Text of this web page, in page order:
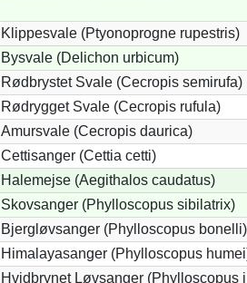
Klippesvale (Ptyonoprogne rupestris)
Bysvale (Delichon urbicum)
Rødbrystet Svale (Cecropis semirufa)
Rødrygget Svale (Cecropis rufula)
Amursvale (Cecropis daurica)
Cettisanger (Cettia cetti)
Halemejse (Aegithalos caudatus)
Skovsanger (Phylloscopus sibilatrix)
Bjergløvsanger (Phylloscopus bonelli)
Himalayasanger (Phylloscopus
Hvidbrynet Løvsanger (Phylloscopus